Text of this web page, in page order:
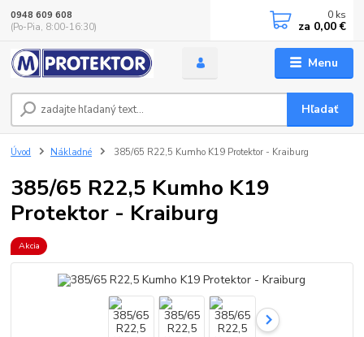
Menu
Hľadať
0948 609 608
(Po-Pia, 8:00-16:30)
0 ks
za 0,00 €
Úvod Nákladné 385/65 R22,5 Kumho K19 Protektor - Kraiburg
385/65 R22,5 Kumho K19
Protektor - Kraiburg
Akcia